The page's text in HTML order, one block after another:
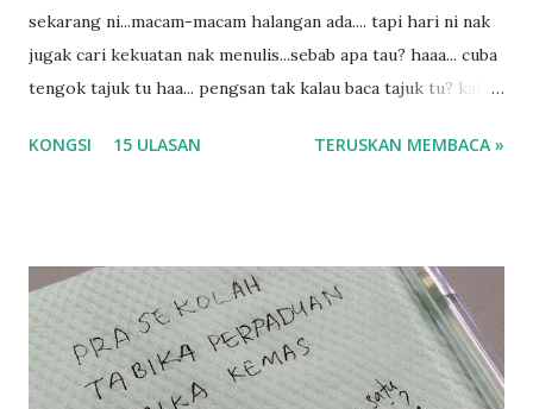
sekarang ni...macam-macam halangan ada.... tapi hari ni nak
jugak cari kekuatan nak menulis...sebab apa tau? haaa... cuba
tengok tajuk tu haa... pengsan tak kalau baca tajuk tu? kalau
tau? yang sebut tu anak aku....diulangi ANAK AKU ....adoiiii
balik keja aku ajak la shah singgah Giant beli barang
sikit...dalam perjalanan dari dalam kereta tu biasalah kan
kami memang akan pimpin anak-anak jalan sampai masuk
dalam... dan kebiasanya bagi anak 4 macam kami ni bahagi-
KONGSI 15 ULASAN TERUSKAN MEMBACA »